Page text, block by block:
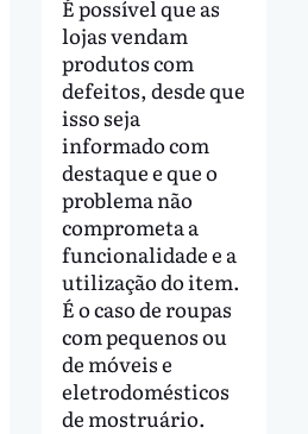
É possível que as
lojas vendam
produtos com
defeitos, desde que
isso seja
informado com
destaque e que o
problema não
comprometa a
funcionalidade e a
utilização do item.
É o caso de roupas
com pequenos ou
de móveis e
eletrodomésticos
de mostruário.